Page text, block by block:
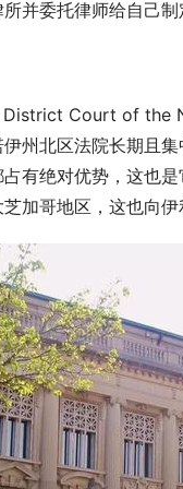
并委托律师给自己制
District Court of
州北区法院长期且
有绝对优势，这也
加哥地区，这也向